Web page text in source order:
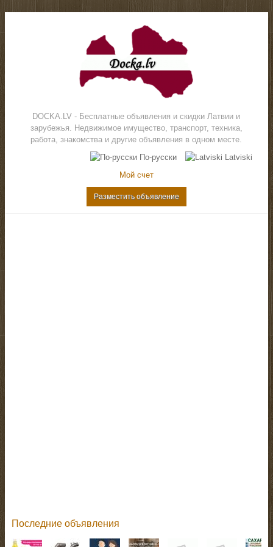
DOCKA.LV - Бесплатные объявления и скидки Латвии и
зарубежья. Недвижимое имущество, транспорт, техника,
работа, знакомства и другие объявления в одном месте.
По-русски
Latviski
Мой счет
Разместить объявление
Последние объявления